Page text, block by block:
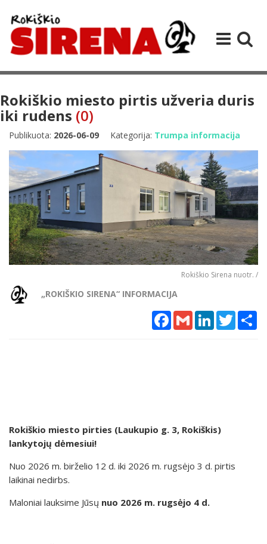
Rokiškio miesto pirtis užveria duris
iki rudens (0)
Publikuota: 2026-06-09 Kategorija: Trumpa informacija
Rokiškio Sirena nuotr. /
„ROKIŠKIO SIRENA“ INFORMACIJA
Facebook
Gmail LinkedInTwitter
Rokiškio miesto pirties (Laukupio g. 3, Rokiškis)
lankytojų dėmesiui!
Nuo 2026 m. birželio 12 d. iki 2026 m. rugsėjo 3 d. pirtis
laikinai nedirbs.
Maloniai lauksime Jūsų nuo 2026 m. rugsėjo 4 d.